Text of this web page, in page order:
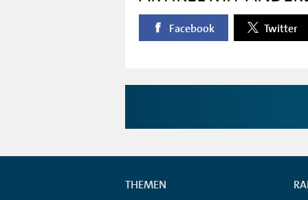
Facebook Twitter
THEMEN